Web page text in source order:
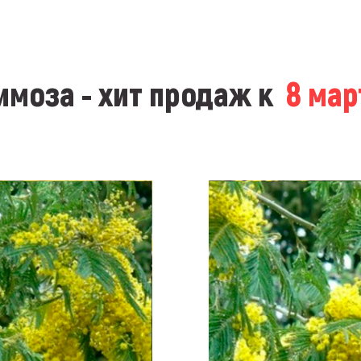
- хит продаж к 8